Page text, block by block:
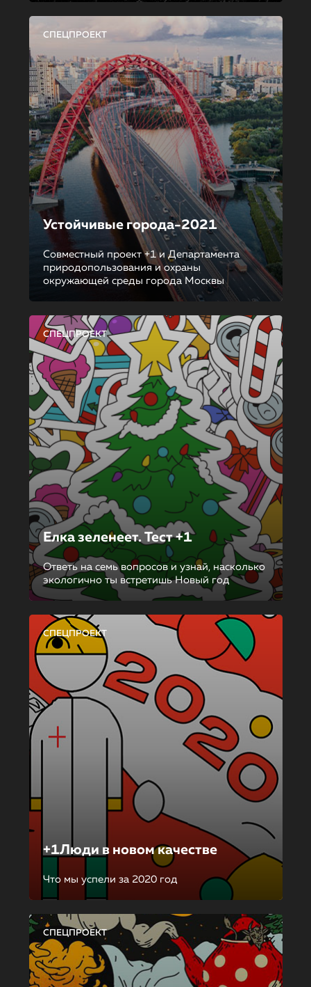
СПЕЦПРОЕКТ
Устойчивые города-2021
Совместный проект +1 и Департамента
природопользования и охраны
окружающей среды города Москвы
СПЕЦПРОЕКТ
Елка зеленеет. Тест +1
Ответь на семь вопросов и узнай, насколько
экологично ты встретишь Новый год
СПЕЦПРОЕКТ
+1Люди в новом качестве
Что мы успели за 2020 год
СПЕЦПРОЕКТ